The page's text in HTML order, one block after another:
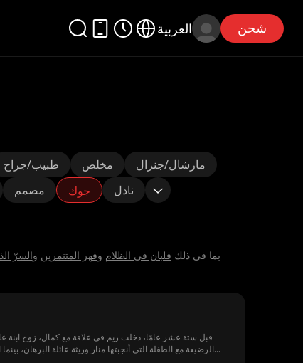
العربية شحن
طبيب/جراح مخلص
مارشال/جنرال
مصمم جوك نادل
استكشف 21 من الأعمال الدرامية القصيرة من بطولة⁨جوك⁩ على — ReelShort بما في ذلك ⁨قلبان في الظلام⁩ و⁨قهر المتنمرين⁩ و⁨السرّ
قبل ستة عشر عامًا، دخلت ريم في علاقة مع كمال، زوج ابنة
الرضيعة مع الطفلة التي أنجبتها منار وريثة عائلة البرهان،